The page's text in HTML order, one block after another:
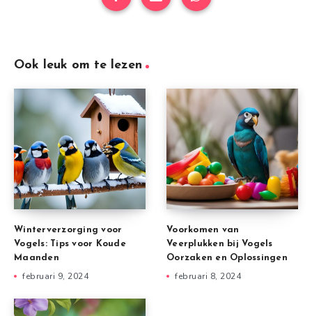
Ook leuk om te lezen
Winterverzorging voor
Vogels: Tips voor Koude
Maanden
februari 9, 2024
Voorkomen van
Veerplukken bij Vogels
Oorzaken en Oplossingen
februari 8, 2024